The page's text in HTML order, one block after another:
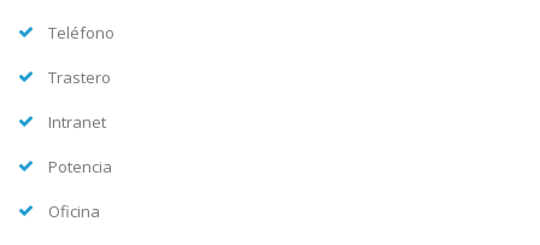
Teléfono
Trastero
Intranet
Potencia
Oficina